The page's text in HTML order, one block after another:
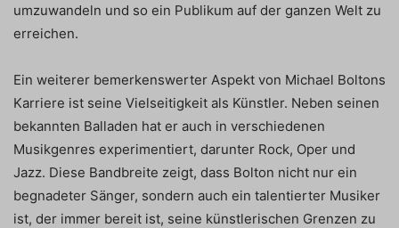
umzuwandeln und so ein Publikum auf der ganzen Welt zu
erreichen.
Ein weiterer bemerkenswerter Aspekt von Michael Boltons
Karriere ist seine Vielseitigkeit als Künstler. Neben seinen
bekannten Balladen hat er auch in verschiedenen
Musikgenres experimentiert, darunter Rock, Oper und
Jazz. Diese Bandbreite zeigt, dass Bolton nicht nur ein
begnadeter Sänger, sondern auch ein talentierter Musiker
ist, der immer bereit ist, seine künstlerischen Grenzen zu